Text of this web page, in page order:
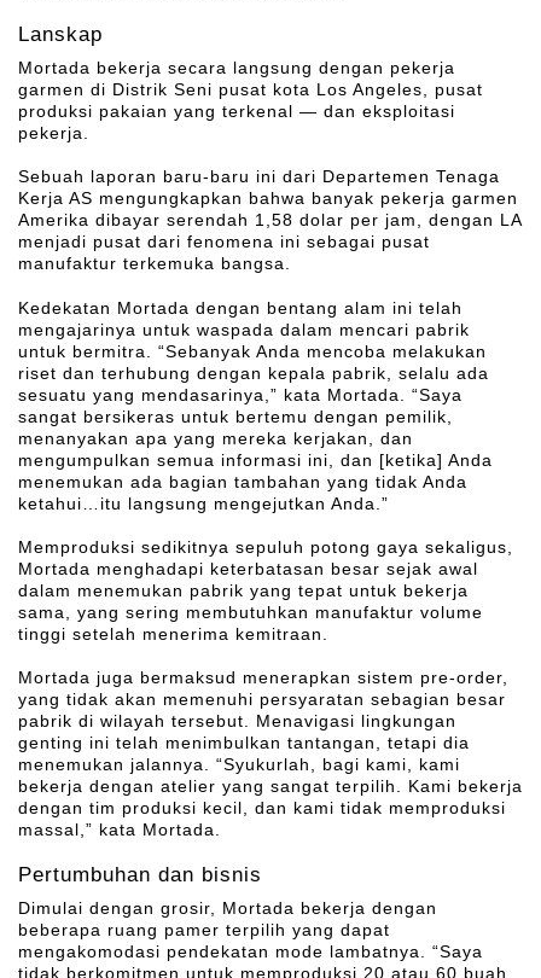
Lanskap
Mortada bekerja secara langsung dengan pekerja
garmen di Distrik Seni pusat kota Los Angeles, pusat
produksi pakaian yang terkenal — dan eksploitasi
pekerja.
Sebuah laporan baru-baru ini dari Departemen Tenaga
Kerja AS mengungkapkan bahwa banyak pekerja garmen
Amerika dibayar serendah 1,58 dolar per jam, dengan LA
menjadi pusat dari fenomena ini sebagai pusat
manufaktur terkemuka bangsa.
Kedekatan Mortada dengan bentang alam ini telah
mengajarinya untuk waspada dalam mencari pabrik
untuk bermitra. “Sebanyak Anda mencoba melakukan
riset dan terhubung dengan kepala pabrik, selalu ada
sesuatu yang mendasarinya,” kata Mortada. “Saya
sangat bersikeras untuk bertemu dengan pemilik,
menanyakan apa yang mereka kerjakan, dan
mengumpulkan semua informasi ini, dan [ketika] Anda
menemukan ada bagian tambahan yang tidak Anda
ketahui…itu langsung mengejutkan Anda.”
Memproduksi sedikitnya sepuluh potong gaya sekaligus,
Mortada menghadapi keterbatasan besar sejak awal
dalam menemukan pabrik yang tepat untuk bekerja
sama, yang sering membutuhkan manufaktur volume
tinggi setelah menerima kemitraan.
Mortada juga bermaksud menerapkan sistem pre-order,
yang tidak akan memenuhi persyaratan sebagian besar
pabrik di wilayah tersebut. Menavigasi lingkungan
genting ini telah menimbulkan tantangan, tetapi dia
menemukan jalannya. “Syukurlah, bagi kami, kami
bekerja dengan atelier yang sangat terpilih. Kami bekerja
dengan tim produksi kecil, dan kami tidak memproduksi
massal,” kata Mortada.
Pertumbuhan dan bisnis
Dimulai dengan grosir, Mortada bekerja dengan
beberapa ruang pamer terpilih yang dapat
mengakomodasi pendekatan mode lambatnya. “Saya
tidak berkomitmen untuk memproduksi 20 atau 60 buah